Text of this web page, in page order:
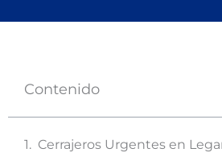
Contenido
Cerrajeros Urgentes en